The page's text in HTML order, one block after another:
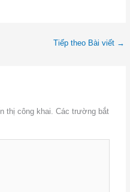
Tiếp theo Bài viết →
thị công khai. Các trường bắt